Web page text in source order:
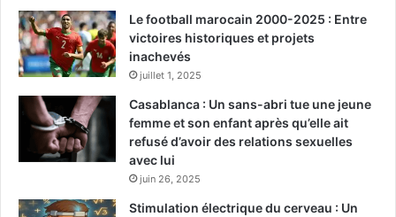
Le football marocain 2000-2025 : Entre
victoires historiques et projets
inachevés
juillet 1, 2025
Casablanca : Un sans-abri tue une jeune
femme et son enfant après qu’elle ait
refusé d’avoir des relations sexuelles
avec lui
juin 26, 2025
Stimulation électrique du cerveau : Un